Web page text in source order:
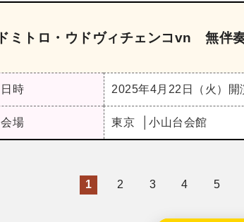
ドミトロ・ウドヴィチェンコvn 無伴
日時 2025年4月22日（火） 開
会場 東京 小山台会館
1 2 3 4 5